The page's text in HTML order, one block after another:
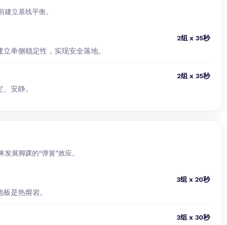
立基线平衡。
2组 x 35秒
单侧稳定性，实现安全落地。
2组 x 35秒
安静。
展脚踝的“弹簧”效应。
3组 x 20秒
是热熔岩。
3组 x 30秒